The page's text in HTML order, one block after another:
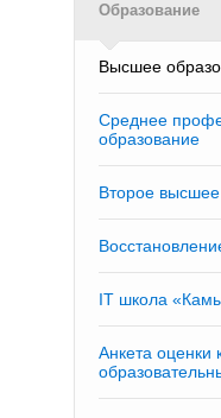
Образование
Высшее
Среднее
образование
Второе
IT школа
Анкета оценки